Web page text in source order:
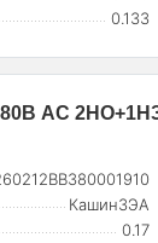
0.133
AC
КашинЗЭА
0.17